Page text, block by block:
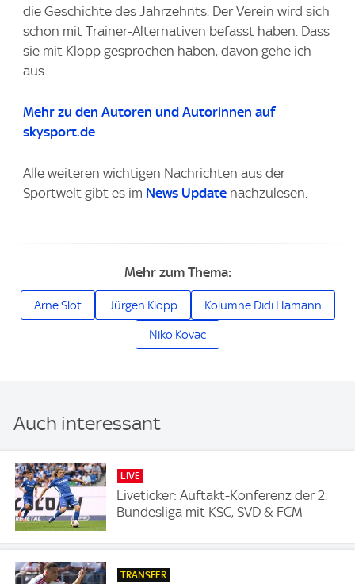
die Geschichte des Jahrzehnts. Der Verein wird sich
schon mit Trainer-Alternativen befasst haben. Dass
sie mit Klopp gesprochen haben, davon gehe ich
aus.
Mehr zu den Autoren und Autorinnen auf
skysport.de
Alle weiteren wichtigen Nachrichten aus der
Sportwelt gibt es im News Update nachzulesen.
Mehr zum Thema:
Arne Slot Jürgen Klopp Kolumne Didi Hamann
Niko Kovac
Auch interessant
LIVE
Liveticker: Auftakt-Konferenz der 2.
Bundesliga mit KSC, SVD & FCM
TRANSFER